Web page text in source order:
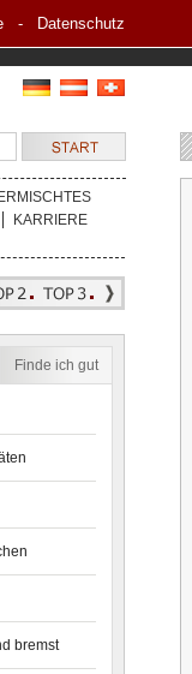
- Datenschutz
KARRIERE
Finde ich gut
bremst